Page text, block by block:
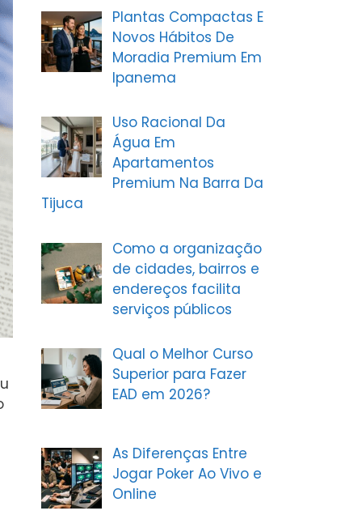
Plantas Compactas E
Novos Hábitos De
Moradia Premium Em
Ipanema
Uso Racional Da
Água Em
Apartamentos
Premium Na Barra Da
Tijuca
Como a organização
de cidades, bairros e
endereços facilita
serviços públicos
Qual o Melhor Curso
Superior para Fazer
EAD em 2026?
As Diferenças Entre
Jogar Poker Ao Vivo e
Online